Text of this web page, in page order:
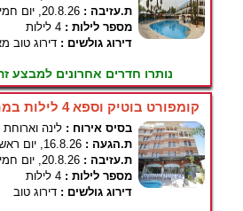
ת.עזיבה : 20.8.26, יום חמישי
מספר לילות : 4 לילות
דירוג גולשים : דירוג טוב
נותרו חדרים אחרונים למבצע
קומפורט בוטיק וספא 4 לילות במחיר מיוחד
בסיס אירוח : לינה וארוחת
ת.הגעה : 16.8.26, יום ראשון
ת.עזיבה : 20.8.26, יום חמישי
מספר לילות : 4 לילות
דירוג גולשים : דירוג טוב